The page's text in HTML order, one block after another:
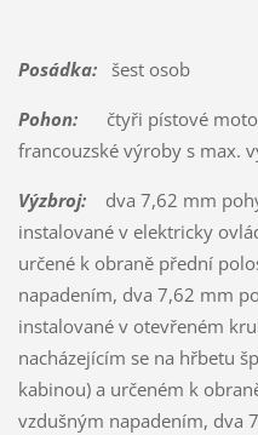
Posádka:šest osob
Pohon:čtyři pístové
francouzské výroby s max.
Výzbroj:dva 7,62 mm
instalované v elektricky
určené k obraně přední
napadením, dva 7,62 mm
instalované v otevřeném
nacházejícím se na hřbetu
kabinou) a určeném k
vzdušným napadením, dva